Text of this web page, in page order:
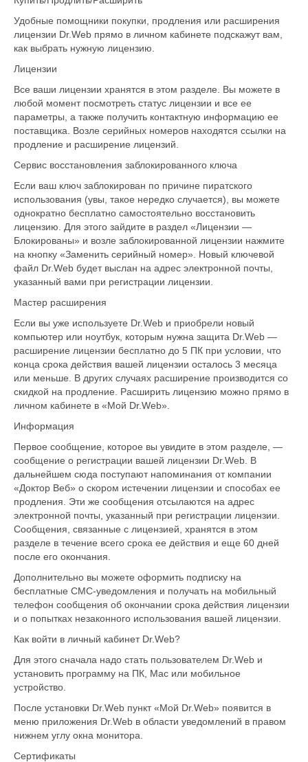
Удобные помощники покупки, продления или расширения
лицензии Dr.Web прямо в личном кабинете подскажут вам,
как выбрать нужную лицензию.
Лицензии
Все ваши лицензии хранятся в этом разделе. Вы можете в
любой момент посмотреть статус лицензии и все ее
параметры, а также получить контактную информацию ее
поставщика. Возле серийных номеров находятся ссылки на
продление и расширение лицензий.
Сервис восстановления заблокированного ключа
Если ваш ключ заблокирован по причине пиратского
использования (увы, такое нередко случается), вы можете
однократно бесплатно самостоятельно восстановить
лицензию. Для этого зайдите в раздел «Лицензии —
Блокированы» и возле заблокированной лицензии нажмите
на кнопку «Заменить серийный номер». Новый ключевой
файл Dr.Web будет выслан на адрес электронной почты,
указанный вами при регистрации лицензии.
Мастер расширения
Если вы уже используете Dr.Web и приобрели новый
компьютер или ноутбук, которым нужна защита Dr.Web —
расширение лицензии бесплатно до 5 ПК при условии, что
конца срока действия вашей лицензии осталось 3 месяца
или меньше. В других случаях расширение производится со
скидкой на продление. Расширить лицензию можно прямо в
личном кабинете в «Мой Dr.Web».
Информация
Первое сообщение, которое вы увидите в этом разделе, —
сообщение о регистрации вашей лицензии Dr.Web. В
дальнейшем сюда поступают напоминания от компании
«Доктор Веб» о скором истечении лицензии и способах ее
продления. Эти же сообщения отсылаются на адрес
электронной почты, указанный при регистрации лицензии.
Сообщения, связанные с лицензией, хранятся в этом
разделе в течение всего срока ее действия и еще 60 дней
после его окончания.
Дополнительно вы можете оформить подписку на
бесплатные СМС-уведомления и получать на мобильный
телефон сообщения об окончании срока действия лицензии
и о попытках незаконного использования вашей лицензии.
Как войти в личный кабинет Dr.Web?
Для этого сначала надо стать пользователем Dr.Web и
установить программу на ПК, Mac или мобильное
устройство.
После установки Dr.Web пункт «Мой Dr.Web» появится в
меню приложения Dr.Web в области уведомлений в правом
нижнем углу окна монитора.
Сертификаты